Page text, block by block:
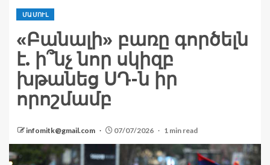
ՄԱՄՈՒԼ
«Բանալի» բառը գործելն
է. ի՞նչ նոր սկիզբ
խթանեց ՍԴ-ն իր
որոշմամբ
infomitk@gmail.com 07/07/2026 1 min read